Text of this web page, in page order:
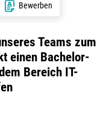
Bewerben
Teams zum
einen Bachelor-
Bereich IT-